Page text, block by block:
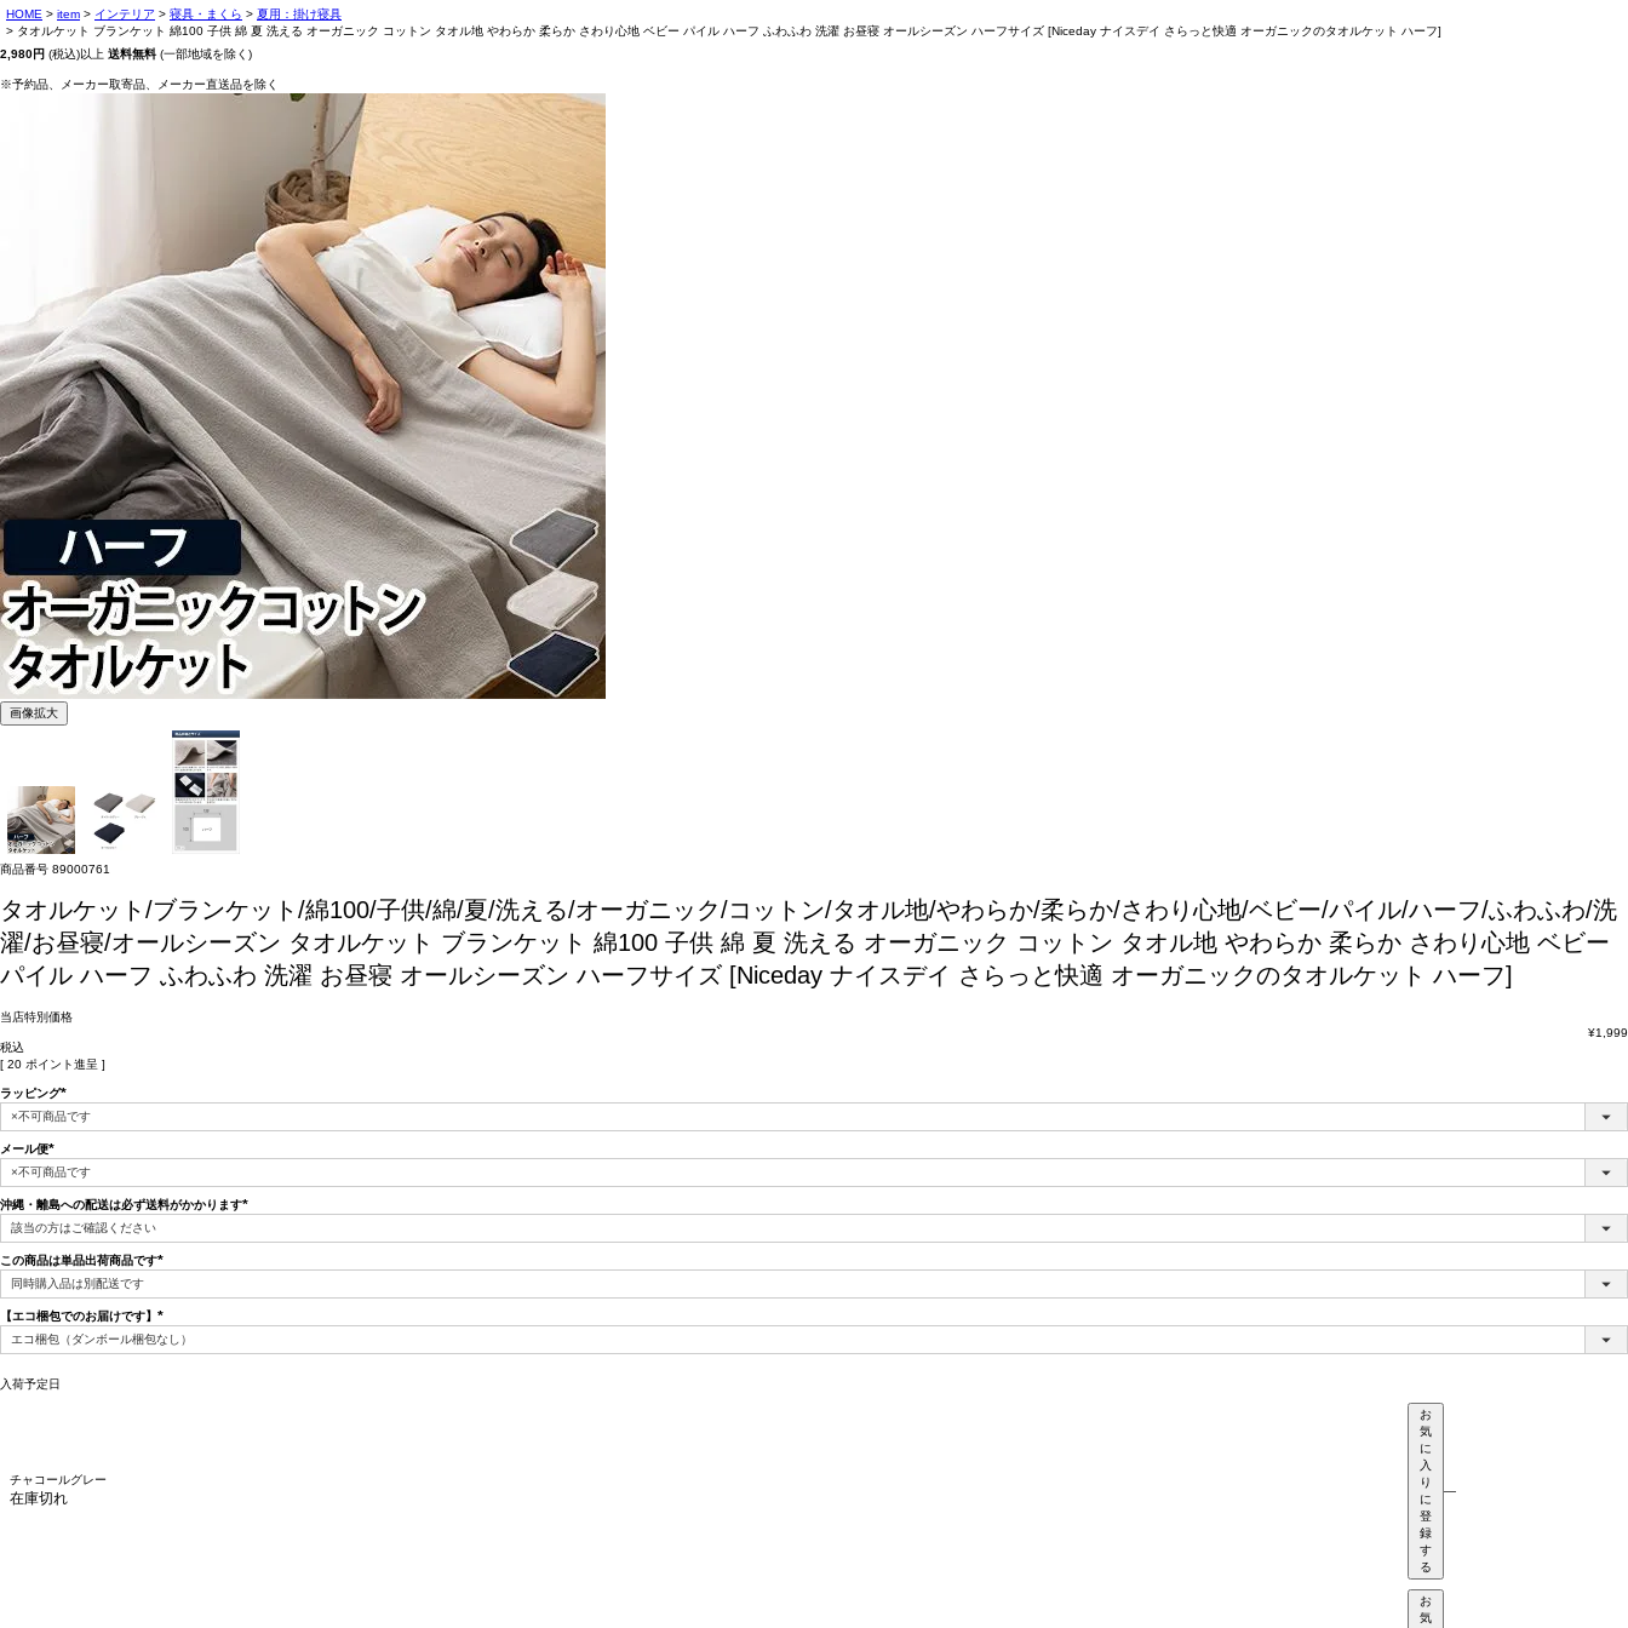
HOME item インテリア 寝具・まくら
夏用：掛け寝具
タオルケット ブランケット 綿100 子供 綿 夏 洗える オーガニック コットン タオル地 やわらか 柔らか さわり心地 ベビー パイル ハーフ ふわふわ 洗濯 お昼寝 オールシーズン ハーフサイズ [Niceday ナイスデイ さらっと快適 オーガニックのタオルケット ハーフ]
2,980円 (税込)以上 送料無料 (一部地域を除く)
※予約品、メーカー取寄品、メーカー直送品を除く
画像拡大
商品番号 89000761
タオルケット/ブランケット/綿100/子供/綿/夏/洗える/オーガニック/コットン/タオル地/やわらか/柔らか/さわり心地/ベビー/パイル/ハーフ/ふわふわ/洗
濯/お昼寝/オールシーズン タオルケット ブランケット 綿100 子供 綿 夏 洗える オーガニック コットン タオル地 やわらか 柔らか さわり心地 ベビー
パイル ハーフ ふわふわ 洗濯 お昼寝 オールシーズン ハーフサイズ [Niceday ナイスデイ さらっと快適 オーガニックのタオルケット ハーフ]
当店特別価格
¥1,999
税込
[ 20 ポイント進呈 ]
ラッピング
(必
メール便
(必
須)
沖縄・離島への配送は必ず送料がかかります
この商品は単品出荷商品です
【エコ梱包でのお届けです】
(必
須)
入荷予定日
チャコールグレー
在庫切れ
お
気
に
入
り
に
登
録
す
る
—
お
気